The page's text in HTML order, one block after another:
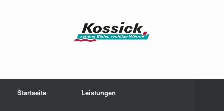
Startseite Leistungen